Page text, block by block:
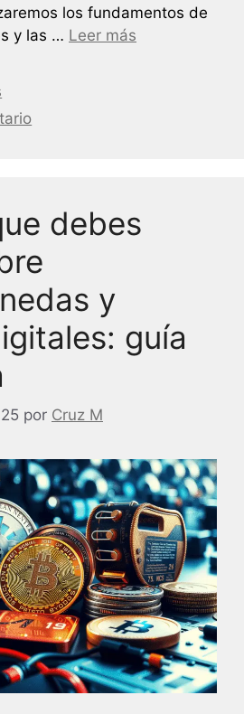
los fundamentos de
y las … Leer más
debes
y
guía
por Cruz M